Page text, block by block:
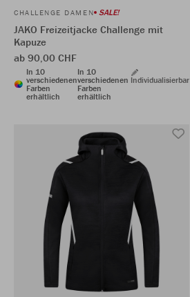
CHALLENGE DAMEN SALE!
JAKO Freizeitjacke Challenge mit
Kapuze
ab 90,00 CHF
In 10
verschiedenen
Farben
erhältlich
In 10
verschiedenen
Farben
erhältlich
Individualisierbar